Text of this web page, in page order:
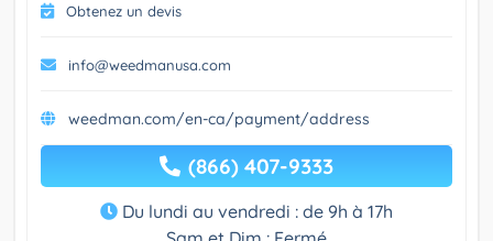
Obtenez un devis
info@weedmanusa.com
weedman.com/en-ca/payment/address
(866) 407-9333
Du lundi au vendredi : de 9h à 17h